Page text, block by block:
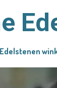
Edelstenen